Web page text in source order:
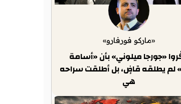
«ماركو فورفارو»
«جورجا ميلوني» بأن «أسامة
لم يطلقه قاضٍ، بل أطلقت سراحه
هي